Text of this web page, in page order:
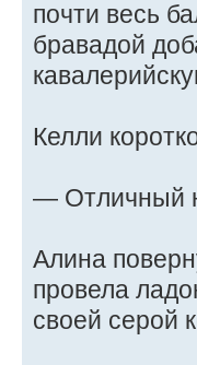
почти весь
бравадой
Келли
— Отличный
Алина
провела
своей серой